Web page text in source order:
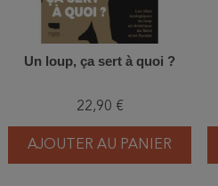
Un loup, ça sert à quoi ?
22,90 €
AJOUTER AU PANIER